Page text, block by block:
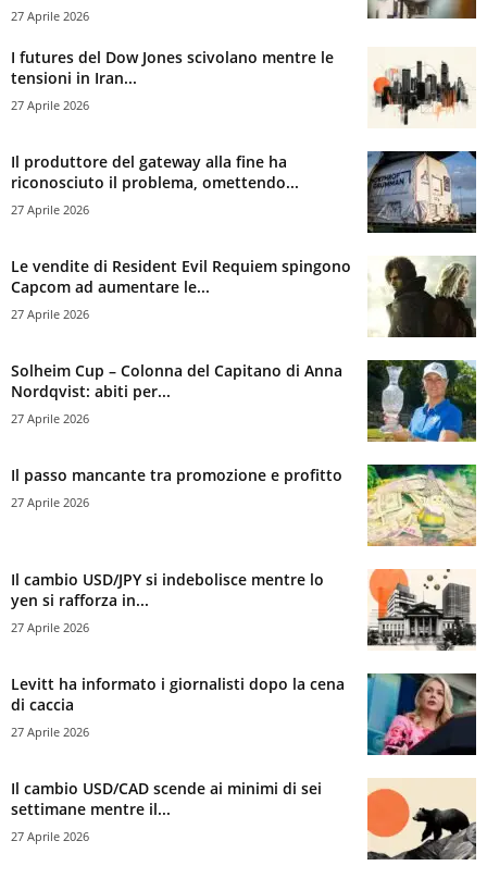
27 Aprile 2026
I futures del Dow Jones scivolano mentre le
tensioni in Iran...
27 Aprile 2026
Il produttore del gateway alla fine ha
riconosciuto il problema, omettendo...
27 Aprile 2026
Le vendite di Resident Evil Requiem spingono
Capcom ad aumentare le...
27 Aprile 2026
Solheim Cup – Colonna del Capitano di Anna
Nordqvist: abiti per...
27 Aprile 2026
Il passo mancante tra promozione e profitto
27 Aprile 2026
Il cambio USD/JPY si indebolisce mentre lo
yen si rafforza in...
27 Aprile 2026
Levitt ha informato i giornalisti dopo la cena
di caccia
27 Aprile 2026
Il cambio USD/CAD scende ai minimi di sei
settimane mentre il...
27 Aprile 2026